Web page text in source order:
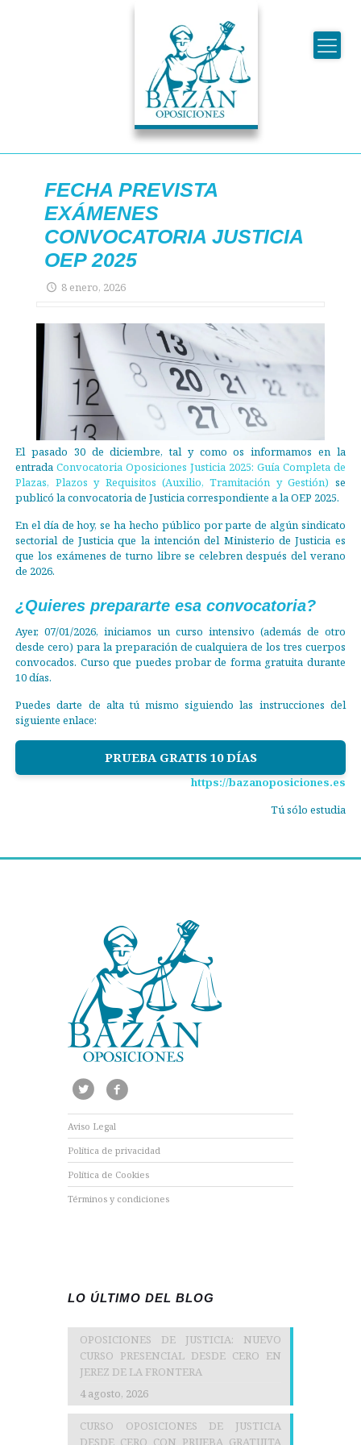
FECHA PREVISTA
EXÁMENES
CONVOCATORIA JUSTICIA
OEP 2025
8 enero, 2026
El pasado 30 de diciembre, tal y como os informamos en la
entradaConvocatoria Oposiciones Justicia 2025: Guía Completa de
Plazas, Plazos y Requisitos (Auxilio, Tramitación y Gestión) se
publicó la convocatoria de Justicia correspondiente a la OEP 2025.
En el día de hoy, se ha hecho público por parte de algún sindicato
sectorial de Justicia que la intención del Ministerio de Justicia es
que los exámenes de turno libre se celebren después del verano
de 2026.
¿Quieres prepararte esa convocatoria?
Ayer, 07/01/2026, iniciamos un curso intensivo (además de otro
desde cero) para la preparación de cualquiera de los tres cuerpos
convocados. Curso que puedes probar de forma gratuita durante
10 días.
Puedes darte de alta tú mismo siguiendo las instrucciones del
siguiente enlace:
PRUEBA GRATIS 10 DÍAS
https://bazanoposiciones.es
Tú sólo estudia
Aviso Legal
Política de privacidad
Política de Cookies
Términos y condiciones
LO ÚLTIMO DEL BLOG
OPOSICIONES DE JUSTICIA: NUEVO
CURSO PRESENCIAL DESDE CERO EN
JEREZ DE LA FRONTERA
4 agosto, 2026
CURSO OPOSICIONES DE JUSTICIA
DESDE CERO CON PRUEBA GRATUITA